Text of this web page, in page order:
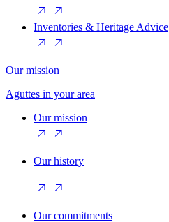
Inventories & Heritage Advice
Our mission
Aguttes in your area
Our mission
Our history
Our commitments